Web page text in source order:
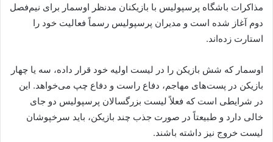
مذاکرات باشگاه پرسپولیس با بازیکنان مدنظر اوسمار برای نیم‌فصل
دوم آغاز شده است و مدیران پرسپولیس رسماً فعالیت خود را
استارت زده‌اند.
اوسمار که شش بازیکن را در لیست اولیه خود قرار داده، سه یا چهار
بازیکن در پست‌های مهاجم، دفاع راست و دفاع چپ می‌خواهد. این
در شرایطی است که فعلاً لیست بزرگسالان پرسپولیس دو جای
خالی دارد و طبیعتاً در صورت جذب چند بازیکن، باید سرخپوشان
لیست خروج نیز داشته باشند.